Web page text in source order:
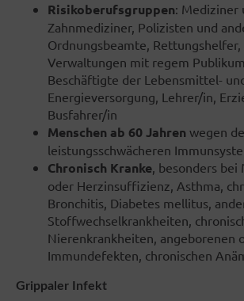
Risikoberufsgruppen: Mediziner
Zahnmediziner, Polizisten und
Ordnungsbeamte,
Verwaltungen mit regem
Beschäftigte der Lebensmittel-
Energieversorgung, Lehrer/in,
Busfahrer/in
Menschen ab 60 Jahren wegen
leistungsschwächeren
Chronisch Kranke, besonders bei
oder Herzinsuffizienz, Asthma,
Bronchitis, Diabetes mellitus,
Stoffwechselkrankheiten,
Nierenkrankheiten, angeborenen
Immundefekten, chronischen
Grippaler Infekt